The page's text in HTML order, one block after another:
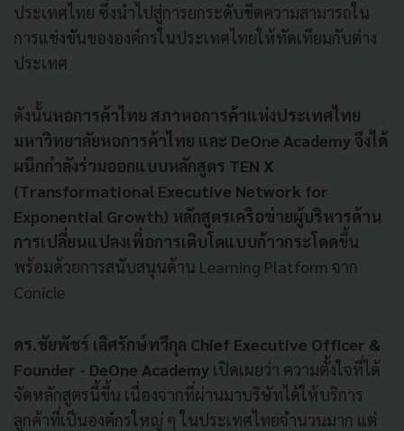
ประเทศไทย ซึ่งนำไปสู่การยกระดับขีดความสามารถใน
การแข่งขันขององค์กรในประเทศไทยให้ทัดเทียมกับต่าง
ประเทศ
ดังนั้นหอการค้าไทย สภาหอการค้าแห่งประเทศไทย
มหาวิทยาลัยหอการค้าไทย และ DeOne Academy จึงได้
ผนึกกำลังร่วมออกแบบหลักสูตร TEN X
(Transformational Executive Network for
Exponential Growth) หลักสูตรเครือข่ายผู้บริหารด้าน
การเปลี่ยนแปลงเพื่อการเติบโตแบบก้าวกระโดดขึ้น
พร้อมด้วยการสนับสนุนด้าน Learning Platform จาก
Conicle
ดร.ชัยพัชร์ เลิศรักษ์ทวีกุล Chief Executive Officer &
Founder - DeOne Academy เปิดเผยว่า ความตั้งใจที่ได้
จัดหลักสูตรนี้ขึ้น เนื่องจากที่ผ่านมาบริษัทได้ให้บริการ
ลูกค้าที่เป็นองค์กรใหญ่ ๆ ในประเทศไทยจำนวนมาก แต่